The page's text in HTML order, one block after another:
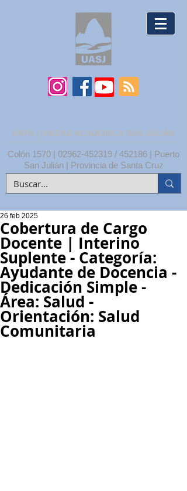
UNPA | UNIDAD ACADÉMICA SAN JULIÁN
Colón 1570 | 02962-452319 / 452186 | Puerto
San Julián | Provincia de Santa Cruz
Cobertura de Cargo
Docente | Interino
Suplente - Categoría:
Ayudante de Docencia -
Dedicación Simple -
Área: Salud -
Orientación: Salud
Comunitaria
26 feb 2025